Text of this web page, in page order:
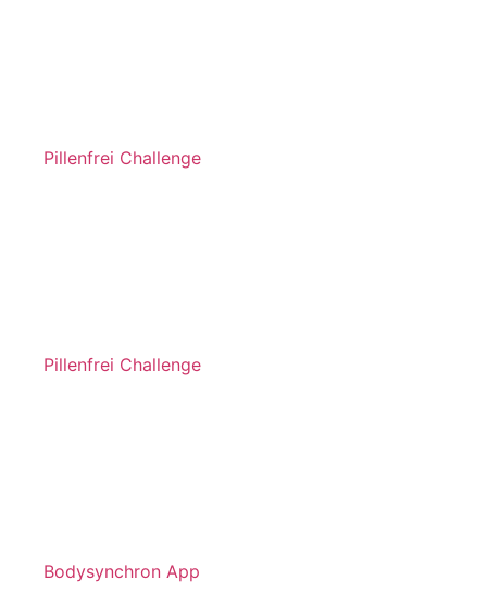
Pillenfrei Challenge
Pillenfrei Challenge
Bodysynchron App